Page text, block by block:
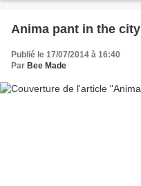
Anima pant in the city
Publié le 17/07/2014 à 16:40
Par Bee Made